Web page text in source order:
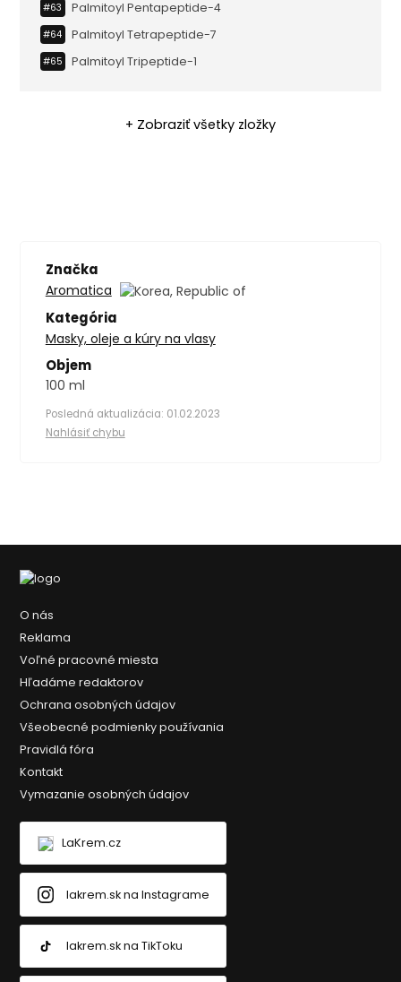
#63 Palmitoyl Pentapeptide-4
#64 Palmitoyl Tetrapeptide-7
#65 Palmitoyl Tripeptide-1
+ Zobraziť všetky zložky
Značka
Aromatica
Kategória
Masky, oleje a kúry na vlasy
Objem
100 ml
Posledná aktualizácia: 01.02.2023
Nahlásiť chybu
O nás
Reklama
Voľné pracovné miesta
Hľadáme redaktorov
Ochrana osobných údajov
Všeobecné podmienky používania
Pravidlá fóra
Kontakt
Vymazanie osobných údajov
LaKrem.cz
lakrem.sk na Instagrame
lakrem.sk na TikToku